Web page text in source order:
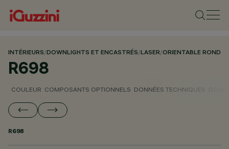
INTÉRIEURS/DOWNLIGHTS ET ENCASTRÉS/LASER/ORIENTABLE ROND
R698
COULEUR COMPOSANTS OPTIONNELS DONNÉES TECHNIQUES
R698